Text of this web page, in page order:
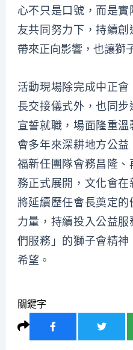
心不只是口號，而是
友共同努力下，持續
帶來正向影響，也讓獅
活動現場除完成中正
長交接儀式外，也同
宣誓就職，場面隆重
會多年來深耕地方公
福新任團隊會務昌隆
務正式展開，文化會在
將延續歷任會長奠定
力量，持續投入公益
們服務」的獅子會精
希望。
關鍵字